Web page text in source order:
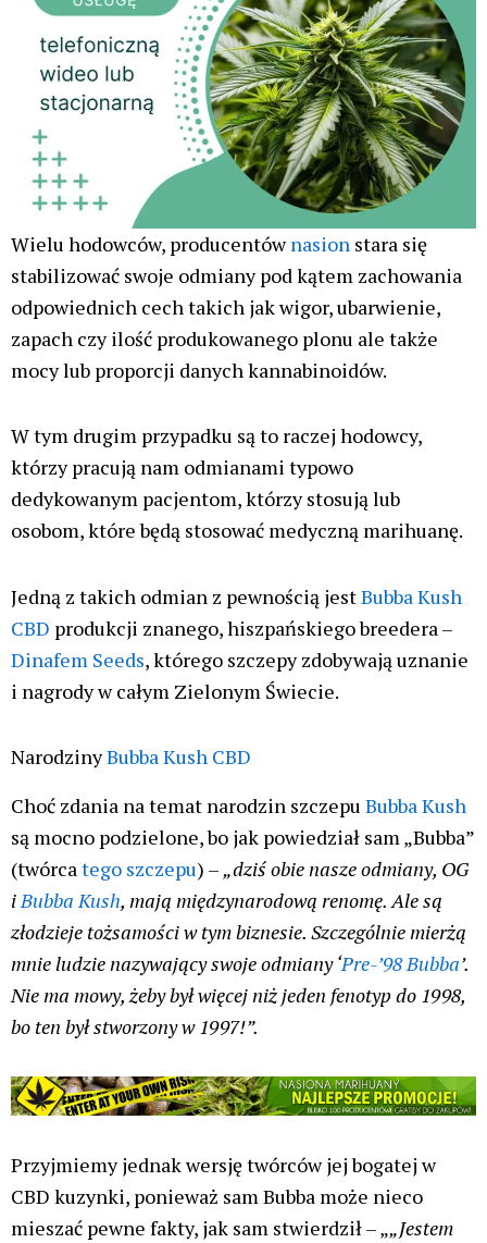
Wielu hodowców, producentównasion stara się
stabilizować swoje odmiany pod kątem zachowania
odpowiednich cech takich jak wigor, ubarwienie,
zapach czy ilość produkowanego plonu ale także
mocy lub proporcji danych kannabinoidów.
W tym drugim przypadku są to raczej hodowcy,
którzy pracują nam odmianami typowo
dedykowanym pacjentom, którzy stosują lub
osobom, które będą stosować medyczną marihuanę.
Jedną z takich odmian z pewnością jestBubba Kush
CBD produkcji znanego, hiszpańskiego breedera –
Dinafem Seeds, którego szczepy zdobywają uznanie
i nagrody w całym Zielonym Świecie.
NarodzinyBubba Kush CBD
Choć zdania na temat narodzin szczepu Bubba Kush
są mocno podzielone, bo jak powiedział sam „Bubba”
(twórca tego szczepu) – „dziś obie nasze odmiany, OG
i Bubba Kush, mają międzynarodową renomę. Ale są
złodzieje tożsamości w tym biznesie. Szczególnie mierżą
mnie ludzie nazywający swoje odmiany ‘Pre-’98 Bubba’.
Nie ma mowy, żeby był więcej niż jeden fenotyp do 1998,
bo ten był stworzony w 1997!”.
Przyjmiemy jednak wersję twórców jej bogatej w
CBD kuzynki, ponieważ sam Bubba może nieco
mieszać pewne fakty, jak sam stwierdził – „„Jestem